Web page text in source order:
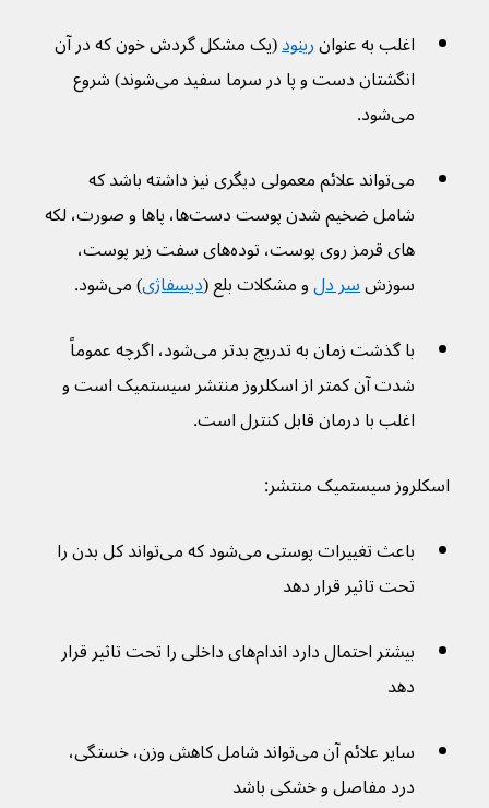
اغلب به عنوان رینود (یک مشکل گردش خون که در آن
انگشتان دست و پا در سرما سفید می‌شوند) شروع
می‌شود.
می‌تواند علائم معمولی دیگری نیز داشته باشد که
شامل ضخیم شدن پوست دست‌ها، پاها و صورت، لکه
های قرمز روی پوست، توده‌های سفت زیر پوست،
سوزش سر دل و مشکلات بلع (دیسفاژی) می‌شود.
با گذشت زمان به تدریج بدتر می‌شود، اگرچه عموماً
شدت آن کمتر از اسکلروز منتشر سیستمیک است و
اغلب با درمان قابل کنترل است.
اسکلروز سیستمیک منتشر:
باعث تغییرات پوستی می‌شود که می‌تواند کل بدن را
تحت تاثیر قرار دهد
بیشتر احتمال دارد اندام‌های داخلی را تحت تاثیر قرار
دهد
سایر علائم آن می‌تواند شامل کاهش وزن، خستگی،
درد مفاصل و خشکی باشد